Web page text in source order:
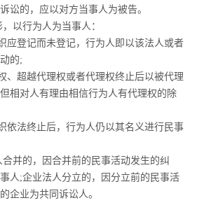
讼的，应以对方当事人为被告。
以行为人为当事人：
应登记而未登记，行为人即以该法人或者
的;
、超越代理权或者代理权终止后以被代理
相对人有理由相信行为人有代理权的除
依法终止后，行为人仍以其名义进行民事
并的，因合并前的民事活动发生的纠
事人;企业法人分立的，因分立前的民事活
企业为共同诉讼人。